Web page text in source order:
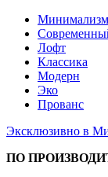
Минимализм
Лофт
Классика
Модерн
Эко
Прованс
Эксклюзивно в
ПО